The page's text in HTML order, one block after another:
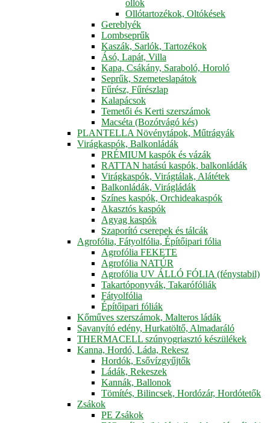
ollók
Ollótartozékok, Oltókések
Gereblyék
Lombseprűk
Kaszák, Sarlók, Tartozékok
Ásó, Lapát, Villa
Kapa, Csákány, Saraboló, Horoló
Seprűk, Szemeteslapátok
Fűrész, Fűrészlap
Kalapácsok
Temetői és Kerti szerszámok
Macséta (Bozótvágó kés)
PLANTELLA Növénytápok, Műtrágyák
Virágkaspók, Balkonládák
PRÉMIUM kaspók és vázák
RATTAN hatású kaspók, balkonládák
Virágkaspók, Virágtálak, Alátétek
Balkonládák, Virágládák
Színes kaspók, Orchideakaspók
Akasztós kaspók
Agyag kaspók
Szaporító cserepek és tálcák
Agrofólia, Fátyolfólia, Építőipari fólia
Agrofólia FEKETE
Agrofólia NATÚR
Agrofólia UV ÁLLÓ FÓLIA (fénystabil)
Takartóponyvák, Takarófóliák
Fátyolfólia
Építőipari fóliák
Kőműves szerszámok, Malteros ládák
Savanyító edény, Hurkatöltő, Almadaráló
THERMACELL szúnyogriasztó készülékek
Kanna, Hordó, Láda, Rekesz
Hordók, Esővízgyűjtők
Ládák, Rekeszek
Kannák, Ballonok
Tömítés, Bilincsek, Hordózár, Hordótetők
Zsákok
PE Zsákok